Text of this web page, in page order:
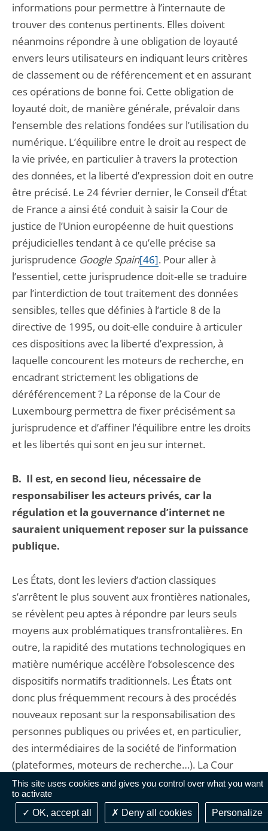
This site uses cookies and gives you control over what you want
to activate
OK, accept all
Deny all cookies Personalize
informations pour permettre à l’internaute de
trouver des contenus pertinents. Elles doivent
néanmoins répondre à une obligation de loyauté
envers leurs utilisateurs en indiquant leurs critères
de classement ou de référencement et en assurant
ces opérations de bonne foi. Cette obligation de
loyauté doit, de manière générale, prévaloir dans
l’ensemble des relations fondées sur l’utilisation du
numérique. L’équilibre entre le droit au respect de
la vie privée, en particulier à travers la protection
des données, et la liberté d’expression doit en outre
être précisé. Le 24 février dernier, le Conseil d’État
de France a ainsi été conduit à saisir la Cour de
justice de l’Union européenne de huit questions
préjudicielles tendant à ce qu’elle précise sa
jurisprudence Google Spain[46]. Pour aller à
l’essentiel, cette jurisprudence doit-elle se traduire
par l’interdiction de tout traitement des données
sensibles, telles que définies à l’article 8 de la
directive de 1995, ou doit-elle conduire à articuler
ces dispositions avec la liberté d’expression, à
laquelle concourent les moteurs de recherche, en
encadrant strictement les obligations de
déréférencement ? La réponse de la Cour de
Luxembourg permettra de fixer précisément sa
jurisprudence et d’affiner l’équilibre entre les droits
et les libertés qui sont en jeu sur internet.
B. Il est, en second lieu, nécessaire de
responsabiliser les acteurs privés, car la
régulation et la gouvernance d’internet ne
sauraient uniquement reposer sur la puissance
publique.
Les États, dont les leviers d’action classiques
s’arrêtent le plus souvent aux frontières nationales,
se révèlent peu aptes à répondre par leurs seuls
moyens aux problématiques transfrontalières. En
outre, la rapidité des mutations technologiques en
matière numérique accélère l’obsolescence des
dispositifs normatifs traditionnels. Les États ont
donc plus fréquemment recours à des procédés
nouveaux reposant sur la responsabilisation des
personnes publiques ou privées et, en particulier,
des intermédiaires de la société de l’information
(plateformes, moteurs de recherche…). La Cour
européenne des droits de l’homme envisage
l’existence de ces « devoirs et responsabilités » de
manière large[47]
. Elle a ainsi développé la notion